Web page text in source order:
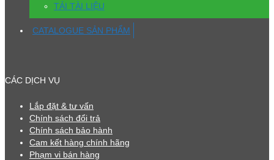
TẢI TÀI LIỆU
CATALOGUE SẢN PHẨM
CÁC DỊCH VỤ
Lắp đặt & tư vấn
Chính sách đổi trả
Chính sách bảo hành
Cam kết hàng chính hãng
Phạm vi bán hàng